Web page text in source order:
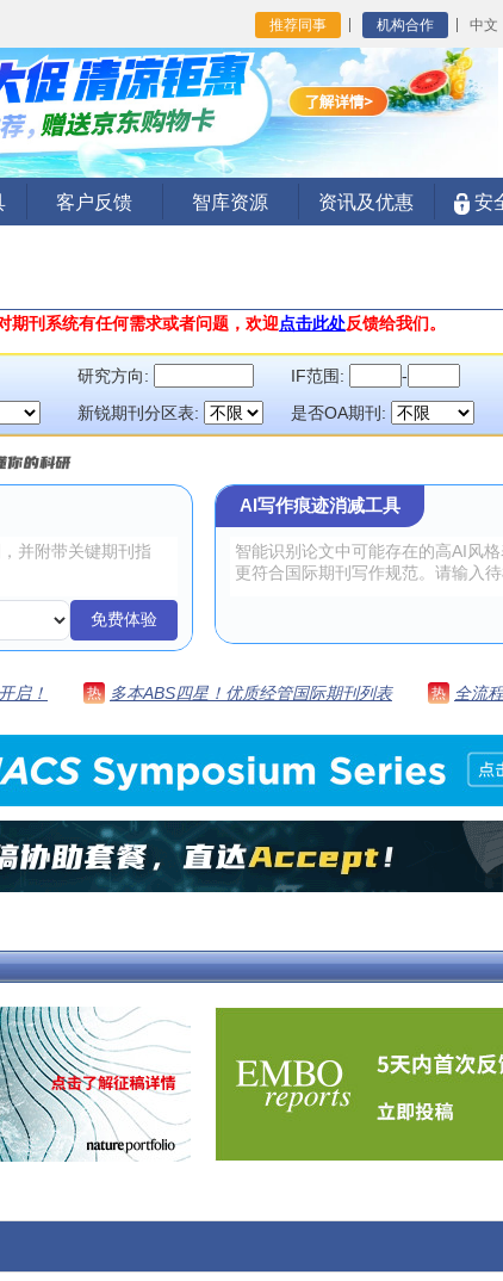
推荐同事 机构合作 中文
客户反馈 智库资源 资讯及优惠 安
期刊系统有任何需求或者问题，欢迎点击此处反馈给我们。
研究方向: IF范围: -
新锐期刊分区表: 是否OA期刊:
免费体验
AI写作痕迹消减工具
启！ 热 多本ABS四星！优质经管国际期刊列表 热 全流